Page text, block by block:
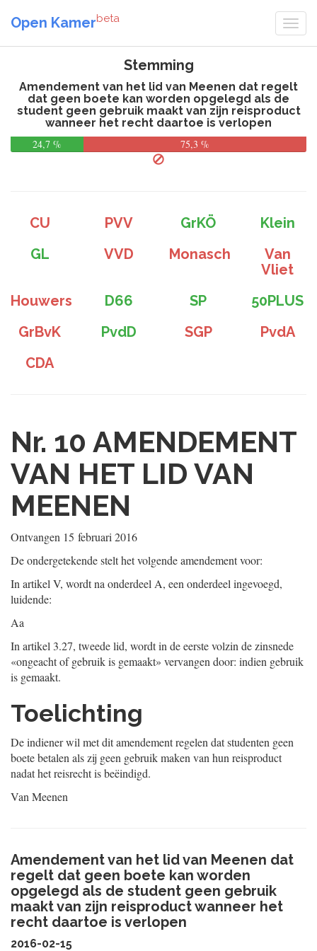
Open Kamerbeta
Stemming
Amendement van het lid van Meenen dat regelt
dat geen boete kan worden opgelegd als de
student geen gebruik maakt van zijn reisproduct
wanneer het recht daartoe is verlopen
24,7 %
75,3 %
CU PVV GrKÖ
Klein
GL
VVD Monasch
Van
Vliet
Houwers
D66 SP
50PLUS
GrBvK
PvdD SGP
PvdA
CDA
Nr. 10 AMENDEMENT
VAN HET LID VAN
MEENEN
Ontvangen 15 februari 2016
De ondergetekende stelt het volgende amendement voor:
In artikel V, wordt na onderdeel A, een onderdeel ingevoegd,
luidende:
Aa
In artikel 3.27, tweede lid, wordt in de eerste volzin de zinsnede
«ongeacht of gebruik is gemaakt» vervangen door: indien gebruik
is gemaakt.
Toelichting
De indiener wil met dit amendement regelen dat studenten geen
boete betalen als zij geen gebruik maken van hun reisproduct
nadat het reisrecht is beëindigd.
Van Meenen
Amendement van het lid van Meenen dat
regelt dat geen boete kan worden
opgelegd als de student geen gebruik
maakt van zijn reisproduct wanneer het
recht daartoe is verlopen
2016-02-15